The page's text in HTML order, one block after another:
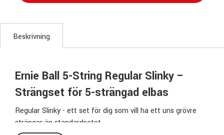
Beskrivning
Ernie Ball 5-String Regular Slinky –
Strängset för 5-strängad elbas
Regular Slinky - ett set för dig som vill ha ett uns grövre
strängar än standardsetet